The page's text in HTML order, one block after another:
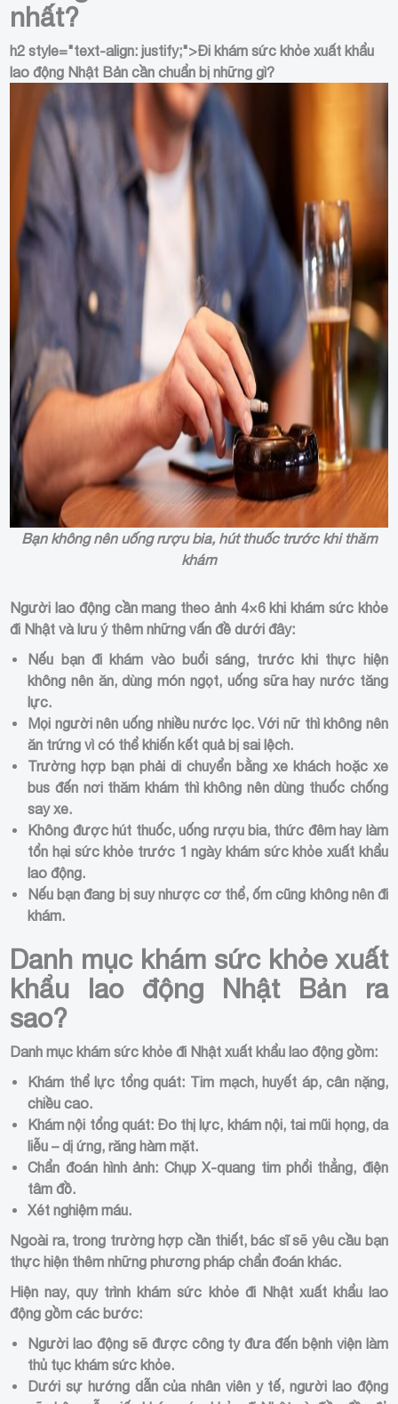
nhất?
h2 style="text-align: justify;">Đi khám sức khỏe xuất khẩu
lao động Nhật Bản cần chuẩn bị những gì?
Bạn không nên uống rượu bia, hút thuốc trước khi thăm
khám
Người lao động cần mang theo ảnh 4×6 khi khám sức khỏe
đi Nhật và lưu ý thêm những vấn đề dưới đây:
Nếu bạn đi khám vào buổi sáng, trước khi thực hiện
không nên ăn, dùng món ngọt, uống sữa hay nước tăng
lực.
Mọi người nên uống nhiều nước lọc. Với nữ thì không nên
ăn trứng vì có thể khiến kết quả bị sai lệch.
Trường hợp bạn phải di chuyển bằng xe khách hoặc xe
bus đến nơi thăm khám thì không nên dùng thuốc chống
say xe.
Không được hút thuốc, uống rượu bia, thức đêm hay làm
tổn hại sức khỏe trước 1 ngày khám sức khỏe xuất khẩu
lao động.
Nếu bạn đang bị suy nhược cơ thể, ốm cũng không nên đi
khám.
Danh mục khám sức khỏe xuất
khẩu lao động Nhật Bản ra
sao?
Danh mục khám sức khỏe đi Nhật xuất khẩu lao động gồm:
Khám thể lực tổng quát: Tim mạch, huyết áp, cân nặng,
chiều cao.
Khám nội tổng quát: Đo thị lực, khám nội, tai mũi họng, da
liễu – dị ứng, răng hàm mặt.
Chẩn đoán hình ảnh: Chụp X-quang tim phổi thẳng, điện
tâm đồ.
Xét nghiệm máu.
Ngoài ra, trong trường hợp cần thiết, bác sĩ sẽ yêu cầu bạn
thực hiện thêm những phương pháp chẩn đoán khác.
Hiện nay, quy trình khám sức khỏe đi Nhật xuất khẩu lao
động gồm các bước:
Người lao động sẽ được công ty đưa đến bệnh viện làm
thủ tục khám sức khỏe.
Dưới sự hướng dẫn của nhân viên y tế, người lao động